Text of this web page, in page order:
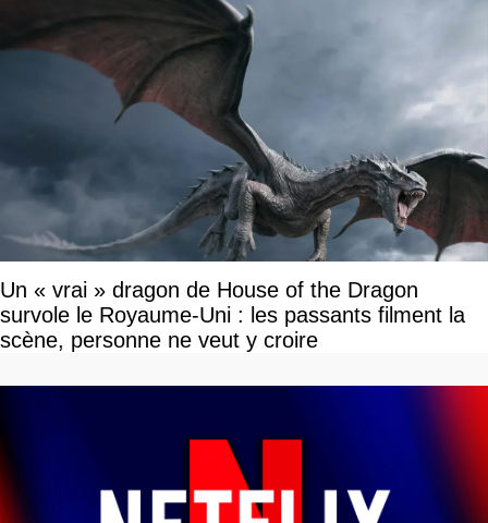
Un « vrai » dragon de House of the Dragon
survole le Royaume-Uni : les passants filment la
scène, personne ne veut y croire